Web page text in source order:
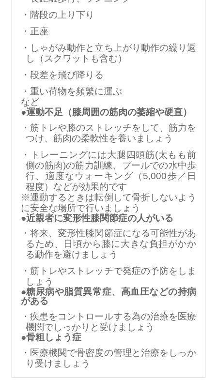
階段の上り下り
正座
しゃがみ動作と立ち上がり動作の繰り返
し（スクワットも含む）
段差を飛び降りる
重い荷物を頻繁に運ぶ
など
●運動不足（膝周囲の筋肉の萎縮や硬直）
筋トレや膝のストレッチをして、筋力を
つけ、筋肉の柔軟性を養いましょう
トレーニングには大腿四頭筋(太もも前
側の筋肉)の筋力訓練、プールでの水中歩
行、適度なウォーキング（5,000歩／日
程度）などが効果的です
※運動するときは転倒して骨折しないよう
に安全な場所で行いましょう
●近親者に変形性膝関節症の人がいる
将来、変形性膝関節症になる可能性があ
るため、日頃から膝に大きな負担がかか
る動作を避けましょう
筋トレやストレッチで発症の予防をしま
しょう
●糖尿病や脂質異常症、高血圧などの持病
がある
疾患をコントロールする為の治療を医療
機関でしっかりと受けましょう
●骨粗しょう症
医療機関で骨密度の管理と治療をしっか
り受けましょう